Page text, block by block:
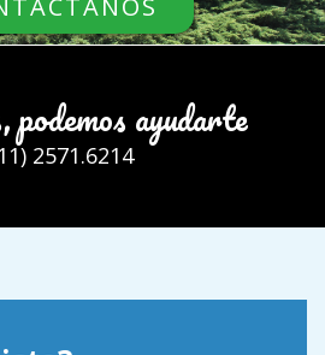
podemos ayudarte
2571.6214